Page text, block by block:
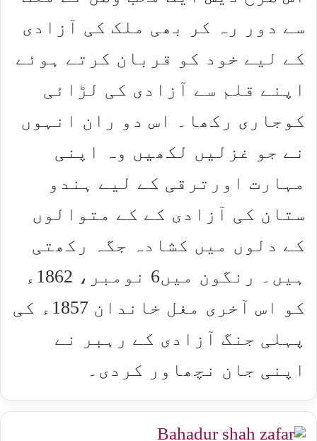
سے دور رہ کر بھی ملک کی آزادی
کے لیے خود کو قربان کرتے ہوئے
اپنے قلم سے آزادی کی لڑائی
کوجاری رکھا۔ اس دو ران انہوں
نے جو غزلیں لکھیں وہ اپنی
مہارت اورترقی کے لیے ہندو
ستان کی آزادی کے کے متوالوں
کے دلوں میں کشادہ جگہ رکھتی
ہیں۔ رنگون میں6 نومبر، 1862ء
کو اس آخری مغل خاندان 1857ء کی
پہلی جنگ آزادی کے رہبر نے
اپنی جان نچھاور کردی۔